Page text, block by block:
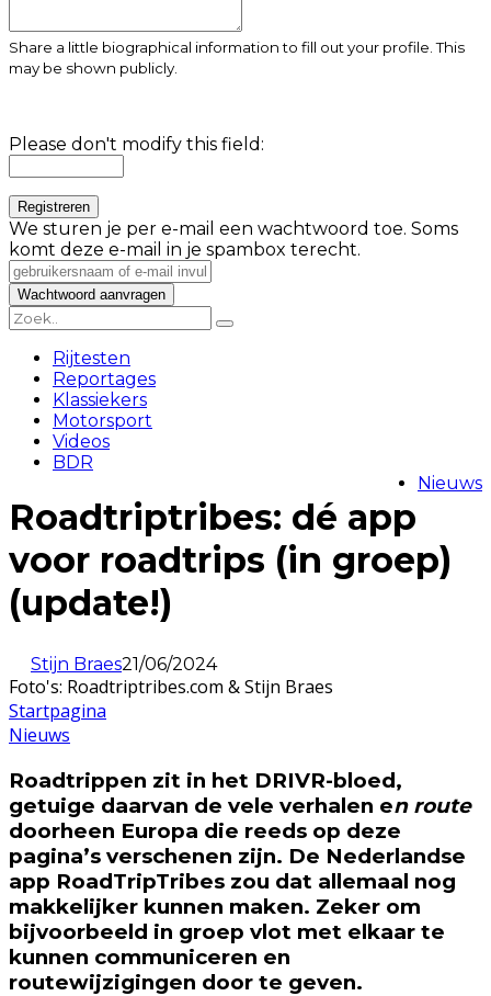
Share a little biographical information to fill out your profile. This
may be shown publicly.
Please don't modify this field:
We sturen je per e-mail een wachtwoord toe. Soms
komt deze e-mail in je spambox terecht.
Rijtesten
Reportages
Klassiekers
Motorsport
Videos
BDR
Nieuws
Roadtriptribes: dé app
voor roadtrips (in groep)
(update!)
Stijn Braes21/06/2024
Foto's: Roadtriptribes.com & Stijn Braes
Startpagina
Nieuws
Roadtrippen zit in het DRIVR-bloed,
getuige daarvan de vele verhalen en route
doorheen Europa die reeds op deze
pagina’s verschenen zijn. De Nederlandse
app RoadTripTribes zou dat allemaal nog
makkelijker kunnen maken. Zeker om
bijvoorbeeld in groep vlot met elkaar te
kunnen communiceren en
routewijzigingen door te geven.